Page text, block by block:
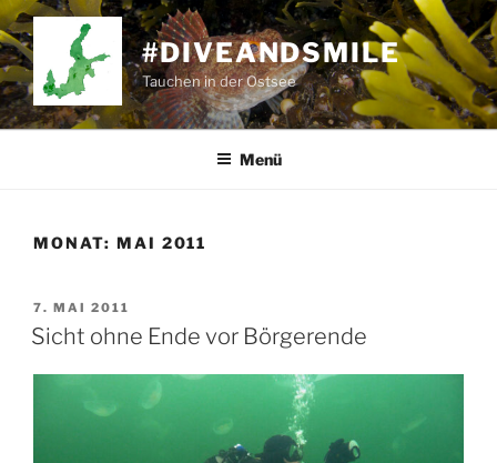
Zum
Inhalt
springen
#DIVEANDSMILE
Tauchen in der Ostsee
Menü
MONAT: MAI 2011
VERÖFFENTLICHT
AM
7. MAI 2011
Sicht ohne Ende vor Börgerende